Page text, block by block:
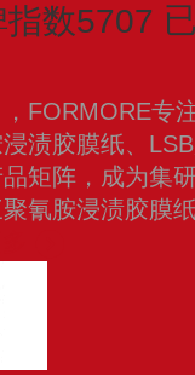
指数5707
FORMORE专
渍胶膜纸、
矩阵，成为集
氰胺浸渍胶膜